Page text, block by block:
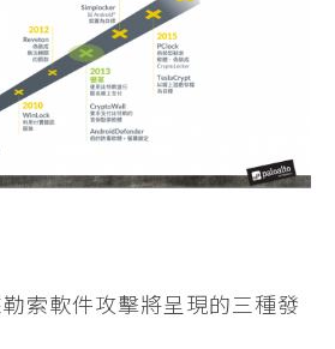
索軟件攻擊將呈現的三種發